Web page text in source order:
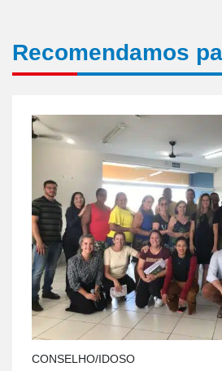
Recomendamos
CONSELHO/IDOSO